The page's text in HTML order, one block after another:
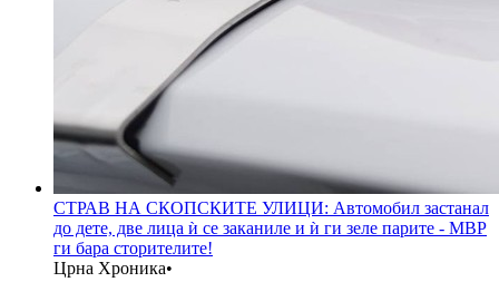
СТРАВ НА СКОПСКИТЕ УЛИЦИ: Автомобил застанал
до дете, две лица ѝ се заканиле и ѝ ги зеле парите - МВР
ги бара сторителите!
Црна Хроника•